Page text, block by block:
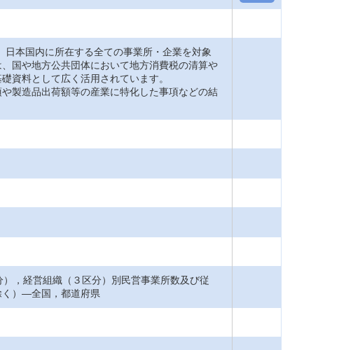
本国内に所在する全ての事業所・企業を対象
国や地方公共団体において地方消費税の清算や
資料として広く活用されています。
製造品出荷額等の産業に特化した事項などの結
，経営組織（３区分）別民営事業所数及び従
く）―全国，都道府県